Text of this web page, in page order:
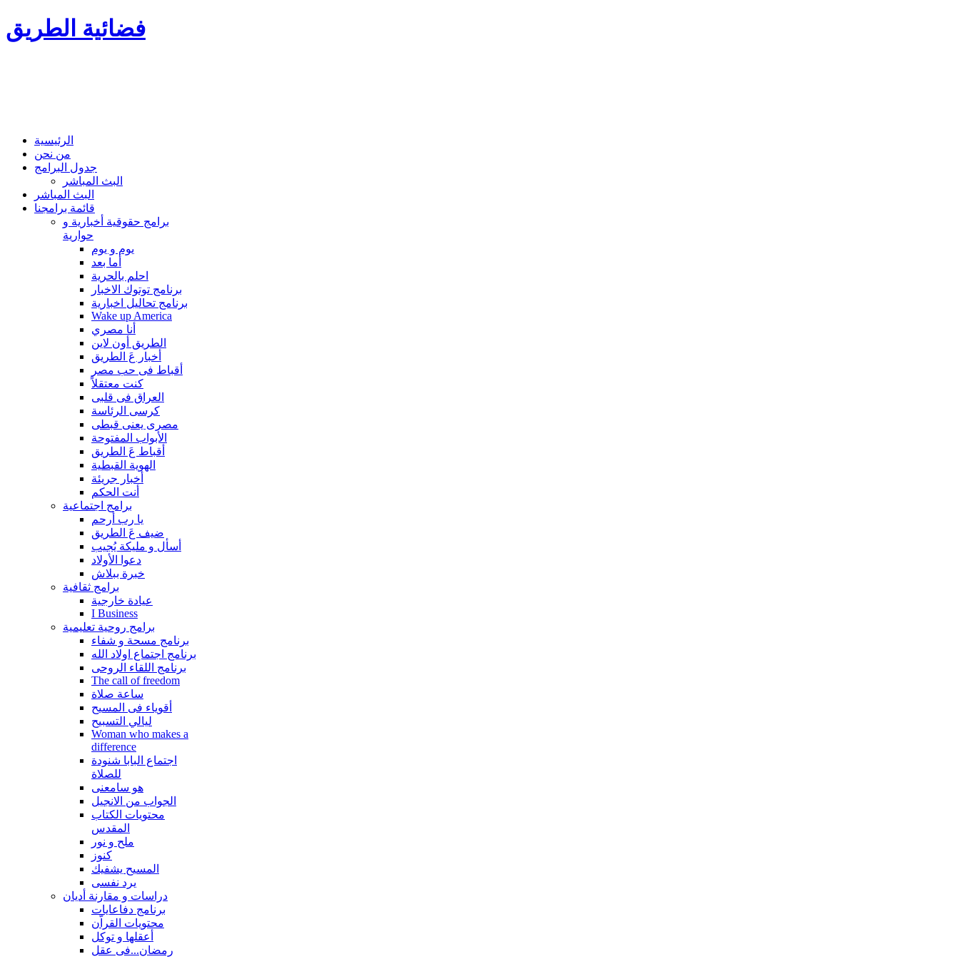
فضائية الطريق
الرئيسية
من نحن
جدول البرامج
البث المباشر
البث المباشر
قائمة برامجنا
برامج حقوقية أخبارية و
حوارية
يوم و يوم
أما بعد
احلم بالحرية
برنامج توتوك الاخبار
برنامج تحاليل اخبارية
Wake up America
أنا مصري
الطريق أون لاين
أخبار عَ الطريق
أقباط فى حب مصر
كنت معتقلاً
العراق فى قلبى
كرسى الرئاسة
مصرى يعنى قبطى
الأبواب المفتوحة
أقباط عَ الطريق
الهوية القبطية
أخبار جريئة
أنت الحكم
برامج اجتماعية
يا رب أرحم
ضيف عَ الطريق
أسأل و مليكة يُجيب
دعوا الأولاد
خبرة ببلاش
برامج ثقافية
عيادة خارجية
I Business
برامج روحية تعليمية
برنامج مسحة و شفاء
برنامج اجتماع اولاد الله
برنامج اللقاء الروحى
The call of freedom
ساعة صلاة
أقوياء فى المسيح
ليالي التسبيح
Woman who makes a
difference
اجتماع البابا شنودة
للصلاة
هو سامعنى
الجواب من الانجيل
محتويات الكتاب
المقدس
ملح و نور
كنوز
المسيح يشفيك
يرد نفسى
دراسات و مقارنة أديان
برنامج دفاعايات
محتويات القراّن
أعقلها و توكل
رمضان...فى عقل